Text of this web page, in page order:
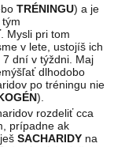
TRÉNINGU) a je
Mysli pri tom
v lete, ustojíš ich
dní v týždni. Maj
dlhodobo
po tréningu nie
).
rozdeliť cca
prípadne ak
SACHARIDY na